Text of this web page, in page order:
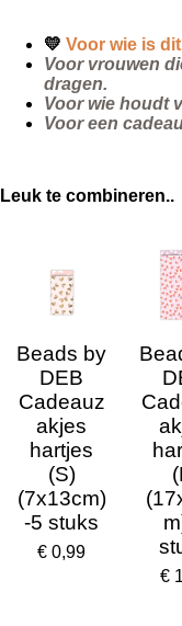
💛 Voor wie is
Voor vrouwen
dragen.
Voor wie houdt
Voor een
Leuk te combineren..
Beads by
DEB
Cadeauz
akjes
hartjes
(S)
(7x13cm)
-5 stuks
€ 0,99
€